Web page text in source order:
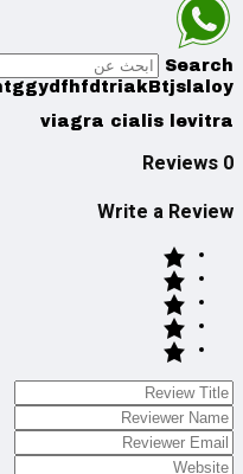
Search
viagra cialis levitra
0 Reviews
Write a Review